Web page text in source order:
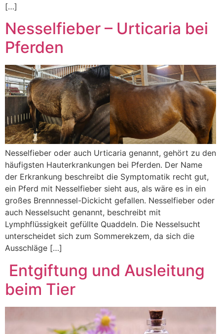
[…]
Nesselfieber – Urticaria bei
Pferden
Nesselfieber oder auch Urticaria genannt, gehört zu den
häufigsten Hauterkrankungen bei Pferden. Der Name
der Erkrankung beschreibt die Symptomatik recht gut,
ein Pferd mit Nesselfieber sieht aus, als wäre es in ein
großes Brennnessel-Dickicht gefallen. Nesselfieber oder
auch Nesselsucht genannt, beschreibt mit
Lymphflüssigkeit gefüllte Quaddeln. Die Nesselsucht
unterscheidet sich zum Sommerekzem, da sich die
Ausschläge […]
Entgiftung und Ausleitung
beim Tier